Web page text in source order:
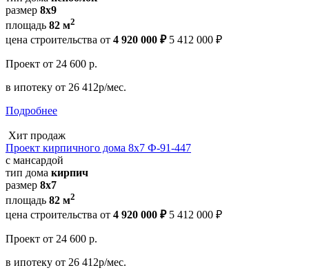
размер 8x9
площадь 82 м2
цена строительства от 4 920 000 ₽ 5 412 000 ₽
Проект от 24 600 р.
в ипотеку от 26 412р/мес.
Подробнее
Хит продаж
Проект кирпичного дома 8х7 Ф-91-447
с мансардой
тип дома кирпич
размер 8х7
площадь 82 м2
цена строительства от 4 920 000 ₽ 5 412 000 ₽
Проект от 24 600 р.
в ипотеку от 26 412р/мес.